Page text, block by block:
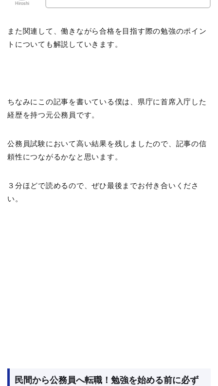
Hiroshi
また関連して、働きながら合格を目指す際の勉強のポイン
トについても解説していきます。
ちなみにこの記事を書いている僕は、県庁に首席入庁した
経歴を持つ元公務員です。
公務員試験において高い結果を残しましたので、記事の信
頼性につながるかなと思います。
３分ほどで読めるので、ぜひ最後までお付き合いくださ
い。
民間から公務員へ転職！勉強を始める前に必ず